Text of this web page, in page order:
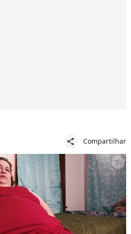
share Compartilhar